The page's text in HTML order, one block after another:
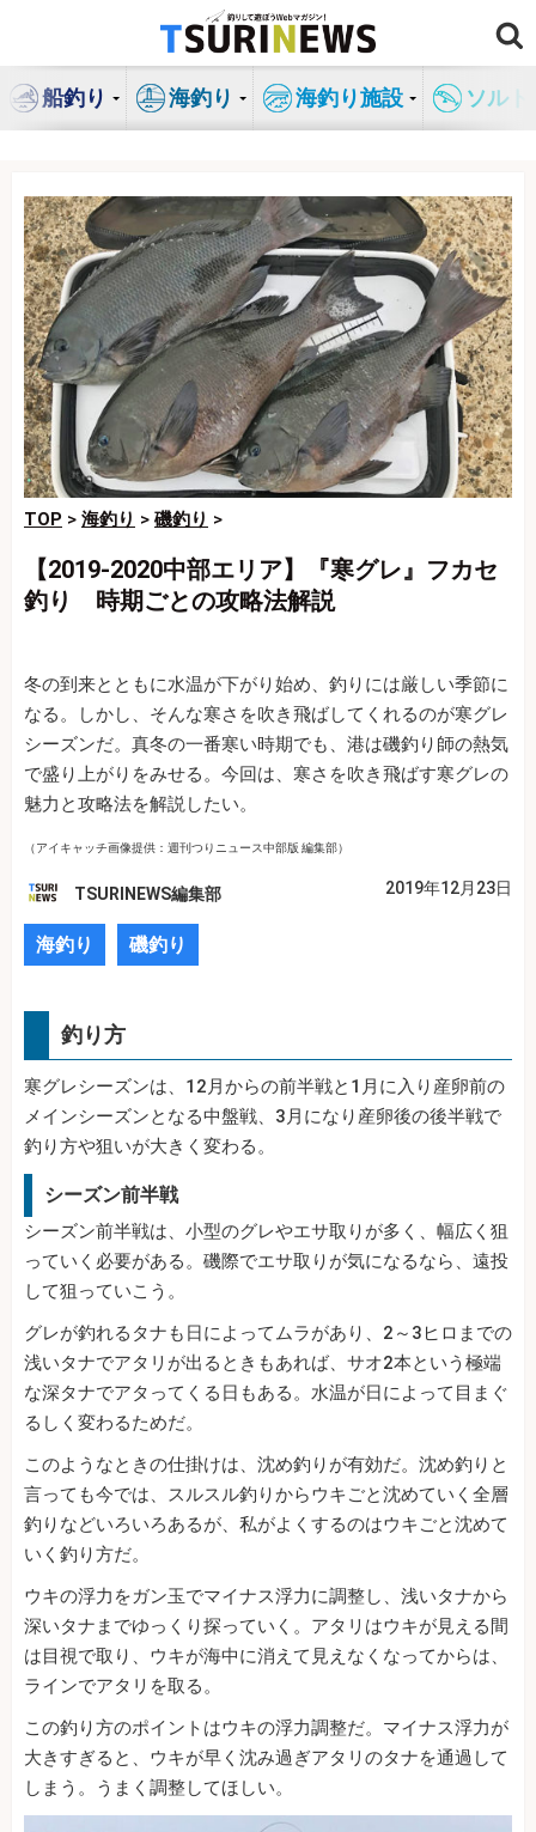
ン
船釣り 海釣り 海釣り施設 ソル
TOP > 海釣り > 磯釣り >
【2019-2020中部エリア】『寒グレ』フカセ
釣り 時期ごとの攻略法解説
冬の到来とともに水温が下がり始め、釣りには厳しい季節に
なる。しかし、そんな寒さを吹き飛ばしてくれるのが寒グレ
シーズンだ。真冬の一番寒い時期でも、港は磯釣り師の熱気
で盛り上がりをみせる。今回は、寒さを吹き飛ばす寒グレの
魅力と攻略法を解説したい。
（アイキャッチ画像提供：週刊つりニュース中部版 編集部）
TSURINEWS編集部 2019年12月23日
海釣り 磯釣り
釣り方
寒グレシーズンは、12月からの前半戦と1月に入り産卵前の
メインシーズンとなる中盤戦、3月になり産卵後の後半戦で
釣り方や狙いが大きく変わる。
シーズン前半戦
シーズン前半戦は、小型のグレやエサ取りが多く、幅広く狙
っていく必要がある。磯際でエサ取りが気になるなら、遠投
して狙っていこう。
グレが釣れるタナも日によってムラがあり、2～3ヒロまでの
浅いタナでアタリが出るときもあれば、サオ2本という極端
な深タナでアタってくる日もある。水温が日によって目まぐ
るしく変わるためだ。
このようなときの仕掛けは、沈め釣りが有効だ。沈め釣りと
言っても今では、スルスル釣りからウキごと沈めていく全層
釣りなどいろいろあるが、私がよくするのはウキごと沈めて
いく釣り方だ。
ウキの浮力をガン玉でマイナス浮力に調整し、浅いタナから
深いタナまでゆっくり探っていく。アタリはウキが見える間
は目視で取り、ウキが海中に消えて見えなくなってからは、
ラインでアタリを取る。
この釣り方のポイントはウキの浮力調整だ。マイナス浮力が
大きすぎると、ウキが早く沈み過ぎアタリのタナを通過して
しまう。うまく調整してほしい。